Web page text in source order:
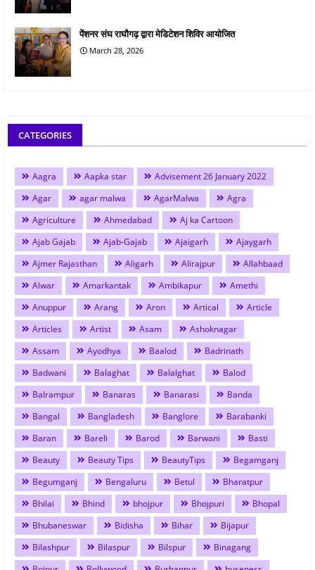
पेंशनर संघ राघौगढ़ द्वारा मेडिटेशन शिविर आयोजित
March 28, 2026
CATEGORIES
Aagra Aapka star
Advisement 26 January 2022
Agar
agar malwa AgarMalwa
Agra
Agriculture
Ahmedabad
Aj ka Cartoon
Ajab Gajab
Ajab-Gajab Ajaigarh
Ajaygarh
Ajmer Rajasthan
Aligarh Alirajpur
Allahbaad
Alwar
Amarkantak Ambikapur
Amethi
Anuppur
Arang Aron Artical
Article
Articles
Artist Asam
Ashoknagar
Assam
Ayodhya Baalod
Badrinath
Badwani
Balaghat Balalghat
Balod
Balrampur
Banaras Banarasi
Banda
Bangal
Bangladesh Banglore
Barabanki
Baran
Bareli Barod Barwani
Basti
Beauty
Beauty Tips BeautyTips
Begamganj
Begumganj
Bengaluru Betul
Bharatpur
Bhilai
Bhind bhojpur Bhojpuri
Bhopal
Bhubaneswar
Bidisha Bihar
Bijapur
Bilashpur
Bilaspur Bilspur
Binagang